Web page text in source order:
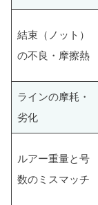
結束（ノット）
の不良・摩擦熱
ラインの摩耗・
劣化
ルアー重量と号
数のミスマッチ